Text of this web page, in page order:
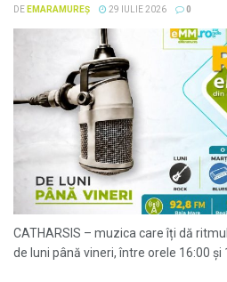
DE EMARAMUREȘ 29 IULIE 2026 0
CATHARSIS – muzica care îți dă
de luni până vineri, între orele 16:00 și